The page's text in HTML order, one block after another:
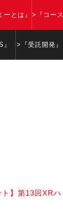
とは』 >『コース
>『受託開発』
ト】第13回XR